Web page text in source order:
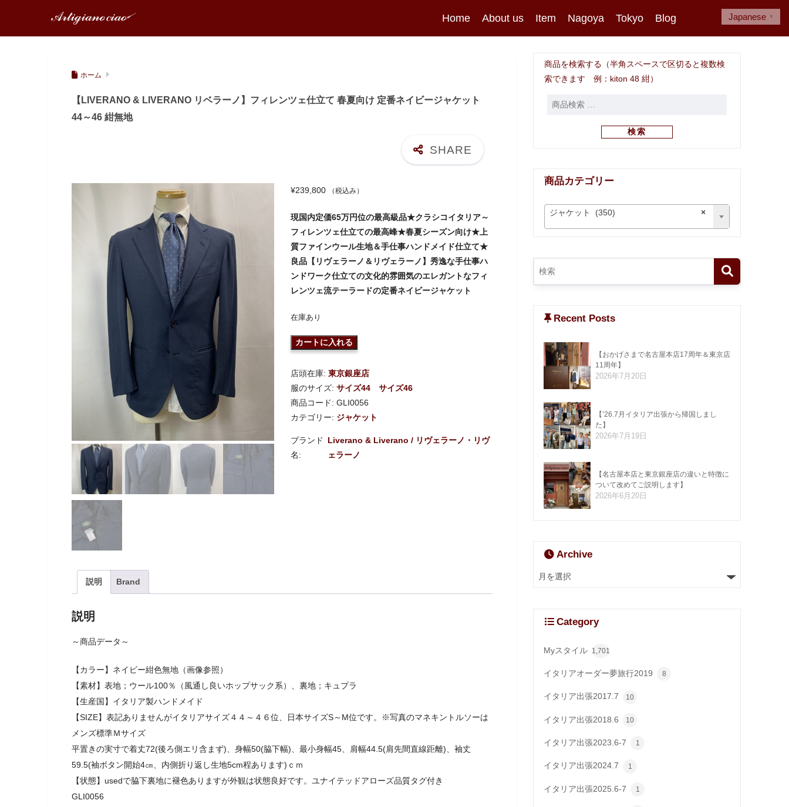
Home About us Item Nagoya Tokyo Blog
ホーム
【LIVERANO & LIVERANO リベラーノ】フィレンツェ仕立て 春夏向け 定番ネイビージャケット
44～46 紺無地
¥239,800 （税込み）
現国内定価65万円位の最高級品★クラシコイタリア～
フィレンツェ仕立ての最高峰★春夏シーズン向け★上
質ファインウール生地＆手仕事ハンドメイド仕立て★
良品【リヴェラーノ＆リヴェラーノ】秀逸な手仕事ハ
ンドワーク仕立ての文化的雰囲気のエレガントなフィ
レンツェ流テーラードの定番ネイビージャケット
在庫あり
カートに入れる
店頭在庫:東京銀座店
服のサイズ:サイズ44
サイズ46
商品コード:GLI0056
カテゴリー: ジャケット
Liverano & Liverano / リヴェラーノ・リヴ
ェラーノ
説明 Brand
説明
～商品データ～
【カラー】ネイビー紺色無地（画像参照）
【素材】表地；ウール100％（風通し良いホップサック系）、裏地；キュプラ
【生産国】イタリア製ハンドメイド
【SIZE】表記ありませんがイタリアサイズ４４～４６位、日本サイズS～M位です。※写真のマネキントルソーは
メンズ標準Ｍサイズ
平置きの実寸で着丈72(後ろ側エリ含まず)、身幅50(脇下幅)、最小身幅45、肩幅44.5(肩先間直線距離)、袖丈
59.5(袖ボタン開始4㎝、内側折り返し生地5cm程あります)ｃｍ
【状態】usedで脇下裏地に褪色ありますが外観は状態良好です。ユナイテッドアローズ品質タグ付き
GLI0056
商品を検索する（半角スペースで区切ると複数検
索できます 例：kiton 48 紺）
検索
商品カテゴリー
×
ジャケット (350)
Recent Posts
【おかげさまで名古屋本店17周年＆東京店
11周年】
2026年7月20日
【’26.7月イタリア出張から帰国しまし
た】
2026年7月19日
【名古屋本店と東京銀座店の違いと特徴に
ついて改めてご説明します】
2026年6月20日
Archive
Category
Myスタイル 1,701
イタリアオーダー夢旅行2019 8
イタリア出張2017.7 10
イタリア出張2018.6 10
イタリア出張2023.6-7 1
イタリア出張2024.7 1
イタリア出張2025.6-7 1
Japanese ▼